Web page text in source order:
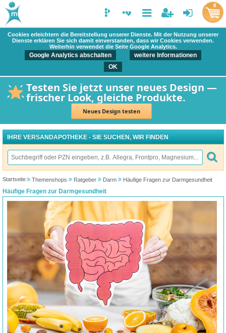
Cookies erleichtern die Bereitstellung unserer Dienste. Mit der Nutzung unserer
Dienste erklären Sie sich damit einverstanden, dass wir Cookies verwenden.
Weiterhin verwendet die Seite Google Analytics.
Google Analytics abschalten
weitere Informationen
OK
Testen Sie jetzt unser neues Design —
frischer Look, gleiche Produkte.
Neues Design testen
0
IHRE VERSANDAPOTHEKE - SIE SUCHEN, WIR FINDEN
Startseite Themenshops Ratgeber Darm Häufige Fragen zur Darmgesundheit
Häufige Fragen zur Darmgesundheit